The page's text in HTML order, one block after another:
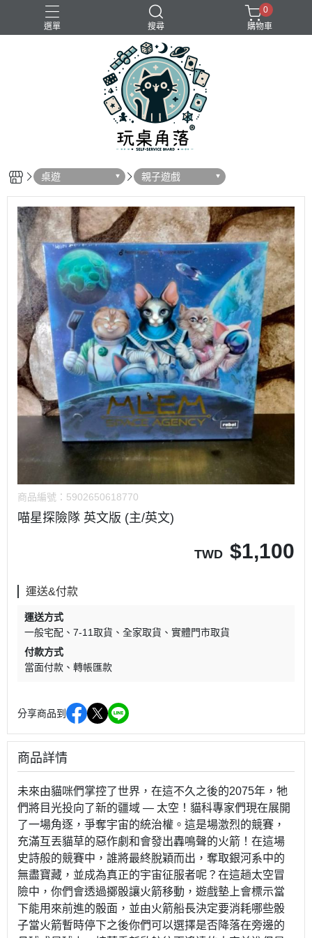
選單 搜尋
0
購物車
桌遊 親子遊戲
商品編號： 5902650618770
喵星探險隊 英文版 (主/英文)
TWD $1,100
運送&付款
運送方式
一般宅配
7-11取貨 全家取貨
實體門市取貨
付款方式
當面付款
轉帳匯款
分享商品到
商品詳情
未來由貓咪們掌控了世界，在這不久之後的2075年，牠
們將目光投向了新的疆域 — 太空！貓科專家們現在展開
了一場角逐，爭奪宇宙的統治權。這是場激烈的競賽，
充滿互丟貓草的惡作劇和會發出轟鳴聲的火箭！在這場
史詩般的競賽中，誰將最終脫穎而出，奪取銀河系中的
無盡寶藏，並成為真正的宇宙征服者呢？在這趟太空冒
險中，你們會透過擲骰讓火箭移動，遊戲墊上會標示當
下能用來前進的骰面，並由火箭船長決定要消耗哪些骰
子當火箭暫時停下之後你們可以選擇是否降落在旁邊的